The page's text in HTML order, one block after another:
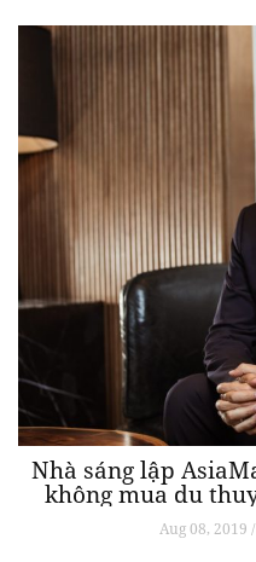
Nhà sáng lập
không mua du
Aug 08, 2019